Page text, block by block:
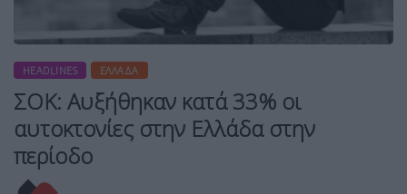
HEADLINES ΕΛΛΆΔΑ
ΣΟΚ: Αυξήθηκαν κατά 33% οι
αυτοκτονίες στην Ελλάδα στην
περίοδο